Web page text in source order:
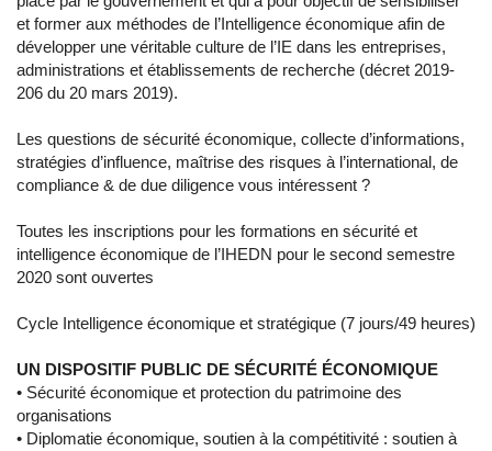
et former aux méthodes de l’Intelligence économique afin de
développer une véritable culture de l’IE dans les entreprises,
administrations et établissements de recherche (décret 2019-
206 du 20 mars 2019).
Les questions de sécurité économique, collecte d’informations,
stratégies d’influence, maîtrise des risques à l’international, de
compliance & de due diligence vous intéressent ?
Toutes les inscriptions pour les formations en sécurité et
intelligence économique de l’IHEDN pour le second semestre
2020 sont ouvertes
Cycle Intelligence économique et stratégique (7 jours/49 heures)
UN DISPOSITIF PUBLIC DE SÉCURITÉ ÉCONOMIQUE
• Sécurité économique et protection du patrimoine des
organisations
• Diplomatie économique, soutien à la compétitivité : soutien à